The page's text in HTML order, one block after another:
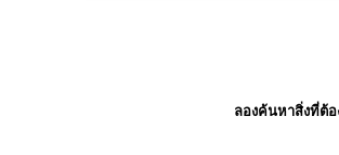
ลองค้นหาสิ่งที่ต้อ